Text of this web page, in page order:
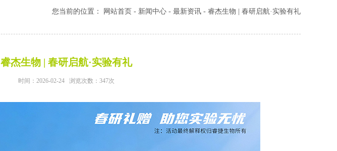
您当前的位置： 网站首页 - 新闻中心 - 最新资讯 - 睿杰生物 | 春研启航·实验有礼
睿杰生物 | 春研启航·实验有礼
时间：2026-02-24 浏览次数：347次